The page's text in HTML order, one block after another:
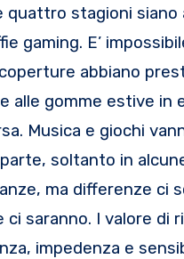
quattro stagioni siano
gaming. E’
abbiano
alle gomme estive in
Musica e giochi
soltanto in
ma differenze ci
ci saranno. I valore di
impedenza e